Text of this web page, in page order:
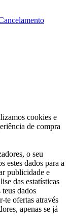
cookies e
de compra
o seu
estes dados para a
publicidade e
das estatísticas
dados
te ofertas através
apenas se já